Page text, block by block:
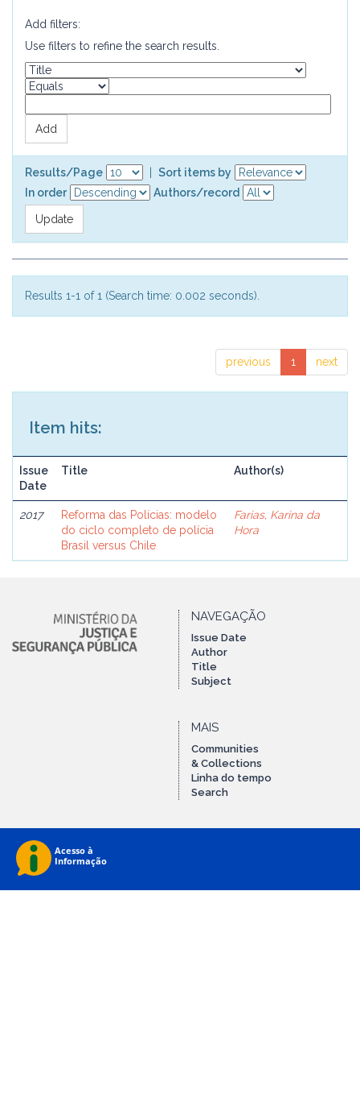
Add filters:
Use filters to refine the search results.
Results/Page
Sort items by
In order
Authors/record
Results 1-1 of 1 (Search time: 0.002 seconds).
previous 1 next
Item hits:
Issue
Date
Title Author(s)
2017
Reforma das Polícias: modelo
do ciclo completo de polícia
Brasil versus Chile
Farias, Karina da
Hora
NAVEGAÇÃO
Issue Date
Author
Title
Subject
MAIS
Communities
& Collections
Linha do tempo
Search